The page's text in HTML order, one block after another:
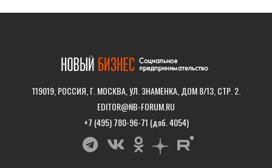
119019, РОССИЯ, Г. МОСКВА, УЛ. ЗНАМЕНКА, ДОМ 8/13, СТР. 2.
EDITOR@NB-FORUM.RU
+7 (495) 780-96-71 (доб. 4054)